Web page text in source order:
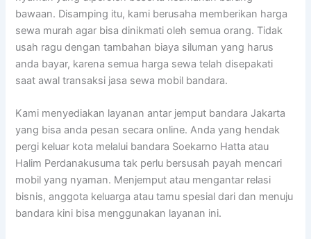
bawaan. Disamping itu, kami berusaha memberikan harga
sewa murah agar bisa dinikmati oleh semua orang. Tidak
usah ragu dengan tambahan biaya siluman yang harus
anda bayar, karena semua harga sewa telah disepakati
saat awal transaksi jasa sewa mobil bandara.
Kami menyediakan layanan antar jemput bandara Jakarta
yang bisa anda pesan secara online. Anda yang hendak
pergi keluar kota melalui bandara Soekarno Hatta atau
Halim Perdanakusuma tak perlu bersusah payah mencari
mobil yang nyaman. Menjemput atau mengantar relasi
bisnis, anggota keluarga atau tamu spesial dari dan menuju
bandara kini bisa menggunakan layanan ini.